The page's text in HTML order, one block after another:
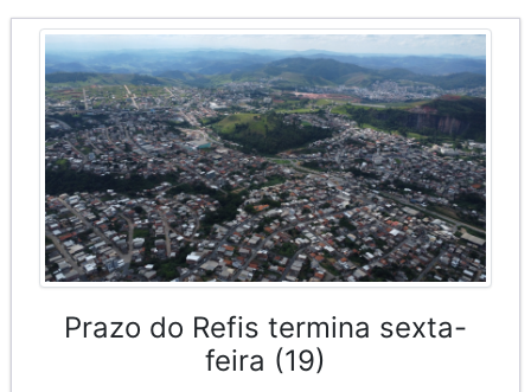
Prazo do Refis termina sexta-
feira (19)